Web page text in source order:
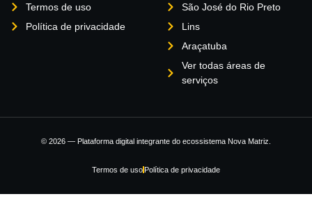
Termos de uso
Política de privacidade
São José do Rio Preto
Lins
Araçatuba
Ver todas áreas de
serviços
© 2026 — Plataforma digital integrante do ecossistema Nova Matriz.
Termos de uso Política de privacidade